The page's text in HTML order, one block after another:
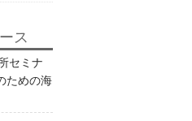
ス
セミナ
ための海